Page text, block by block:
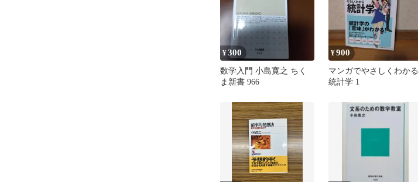
¥300
数学入門 小島寛之 ちく
ま新書 966
¥900
マンガでやさしくわかる
統計学 1